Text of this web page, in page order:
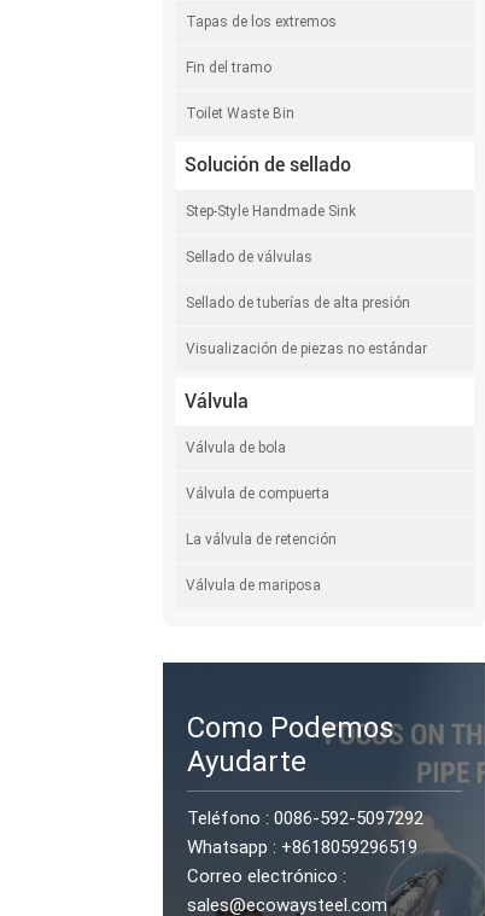
Tapas de los extremos
Fin del tramo
Toilet Waste Bin
Solución de sellado
Step-Style Handmade Sink
Sellado de válvulas
Sellado de tuberías de alta presión
Visualización de piezas no estándar
Válvula
Válvula de bola
Válvula de compuerta
La válvula de retención
Válvula de mariposa
Como Podemos
Ayudarte
Teléfono : 0086-592-5097292
Whatsapp : +8618059296519
Correo electrónico :
sales@ecowaysteel.com